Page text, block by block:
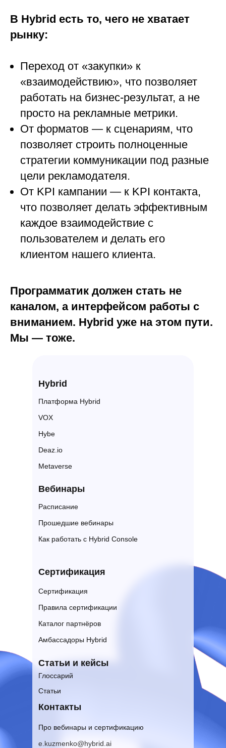
В Hybrid есть то, чего не хватает
рынку:
Переход от «закупки» к
«взаимодействию», что позволяет
работать на бизнес-результат, а не
просто на рекламные метрики.
От форматов — к сценариям, что
позволяет строить полноценные
стратегии коммуникации под разные
цели рекламодателя.
От KPI кампании — к KPI контакта,
что позволяет делать эффективным
каждое взаимодействие с
пользователем и делать его
клиентом нашего клиента.
Программатик должен стать не
каналом, а интерфейсом работы с
вниманием. Hybrid уже на этом пути.
Мы — тоже.
Амбассадоры Hybrid
Правила сертификации
Каталог партнёров
Сертификация
Глоссарий
Статьи
Статьи и кейсы
Сертификация
Вебин ары
Расписание
Как работать с Hybrid Console
Прошедшие вебинары
e.kuzmenko@hybrid.ai
Про вебинары и сертификацию
Платформа Hybrid
Hybe
VOX
Deaz.io
Metaverse
Контакты
Hybrid